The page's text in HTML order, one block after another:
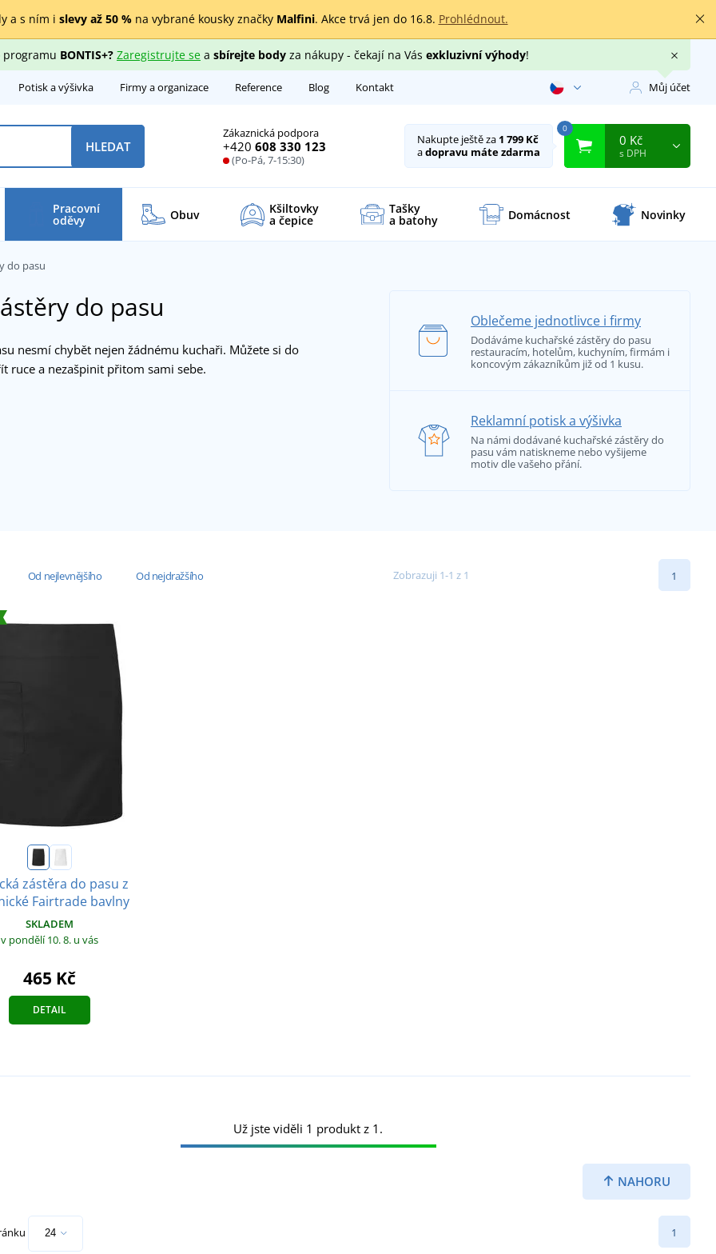
a s ním i slevy až 50 %na vybrané kousky značky Malfini. Akce trvá jen do 16.8. Prohlédnout.
programu BONTIS+? Zaregistrujte sea sbírejte bodyza nákupy - čekají na Vás exkluzivní výhody!
Potisk a výšivka Firmy a organizace Reference Blog Kontakt Můj účet
Zákaznická podpora
+420 608 330 123
(Po-Pá, 7-15:30)
HLEDAT Nakupte ještě za 1 799 Kč
adopravu máte zdarma
0
0 Kč
s DPH
Pracovní
oděvy Obuv Kšiltovky
a čepice
Tašky
a batohy Domácnost Novinky
do pasu
do pasu
nesmí chybět nejen žádnému kuchaři. Můžete si do
ruce a nezašpinit přitom sami sebe.
Oblečeme jednotlivce i firmy
Dodáváme kuchařské zástěry do pasu
restauracím, hotelům, kuchyním, firmám i
koncovým zákazníkům již od 1 kusu.
Reklamní potisk a výšivka
Na námi dodávané kuchařské zástěry do
pasu vám natiskneme nebo vyšijeme
motiv dle vašeho přání.
Od nejlevnějšího Od nejdražšího Zobrazuji 1-1 z 1 1
zástěra do pasu z
Fairtrade bavlny
SKLADEM
v pondělí 10. 8. u vás
465 Kč
DETAIL
NAHORU
Už jste viděli 1 produkt z 1.
1